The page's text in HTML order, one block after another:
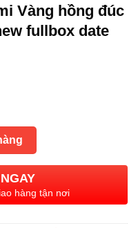
Vàng hồng đúc
fullbox date
Mark 2, Demi
hàng tận nơi